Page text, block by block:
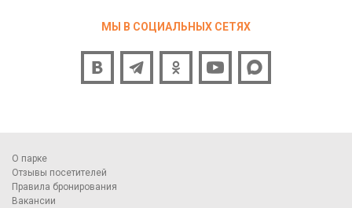
МЫ В СОЦИАЛЬНЫХ СЕТЯХ
О парке
Отзывы посетителей
Правила бронирования
Вакансии